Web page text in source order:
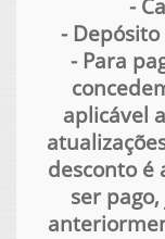
-
-
- Para
aplicável
desconto é
ser